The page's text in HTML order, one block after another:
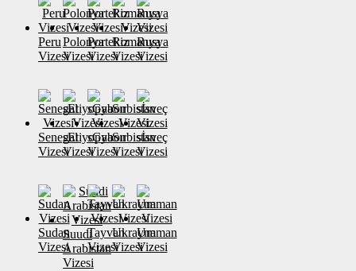
Peru
Vizesi
Polonya
Vizesi
Portekiz
Vizesi
Romanya
Vizesi
Rusya
Vizesi
Senegal
Vizesi
sEtiyopya
Vizesi
sGabon
Vizesi
Sırbistan
Vizesi
sİsveç
Vizesi
Sudan
Vizesi
Suudi
Arabistan
Vizesi
Tayvan
Vizesi
Ukrayna
Vizesi
Umman
Vizesi